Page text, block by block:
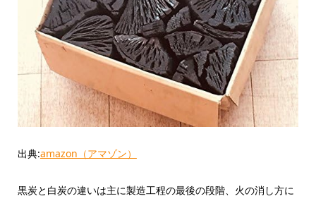
出典:amazon（アマゾン）
黒炭と白炭の違いは主に製造工程の最後の段階、火の消し方に